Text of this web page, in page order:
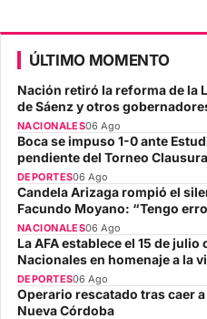
ÚLTIMO MOMENTO
Nación retiró la reforma de la
de Sáenz y otros
NACIONALES06 Ago
Boca se impuso 1-0 ante
pendiente del Torneo Clausura
DEPORTES06 Ago
Candela Arizaga rompió el
Facundo Moyano: “Tengo
NACIONALES06 Ago
La AFA establece el 15 de
Nacionales en homenaje a la
DEPORTES06 Ago
Operario rescatado tras caer
Nueva Córdoba